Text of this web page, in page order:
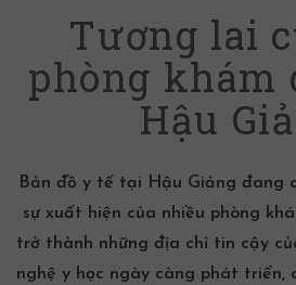
Tương lai
phòng khám
Hậu
Bản đồ y tế tại Hậu Giảng đang
sự xuất hiện của nhiều phòng
trở thành những địa chỉ tin cậy
nghệ y học ngày càng phát triển,